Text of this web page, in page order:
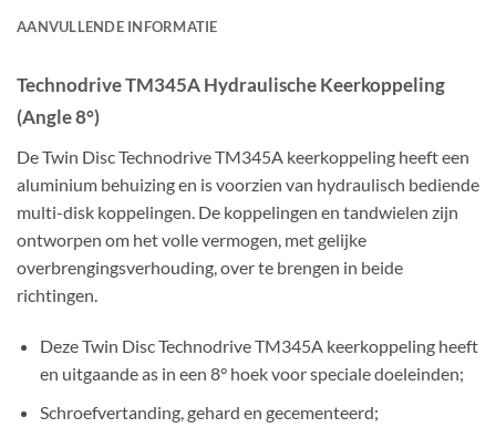
AANVULLENDE INFORMATIE
Technodrive TM345A Hydraulische Keerkoppeling
(Angle 8°)
De Twin Disc Technodrive TM345A keerkoppeling heeft een
aluminium behuizing en is voorzien van hydraulisch bediende
multi-disk koppelingen. De koppelingen en tandwielen zijn
ontworpen om het volle vermogen, met gelijke
overbrengingsverhouding, over te brengen in beide
richtingen.
Deze Twin Disc Technodrive TM345A keerkoppeling heeft
en uitgaande as in een 8° hoek voor speciale doeleinden;
Schroefvertanding, gehard en gecementeerd;